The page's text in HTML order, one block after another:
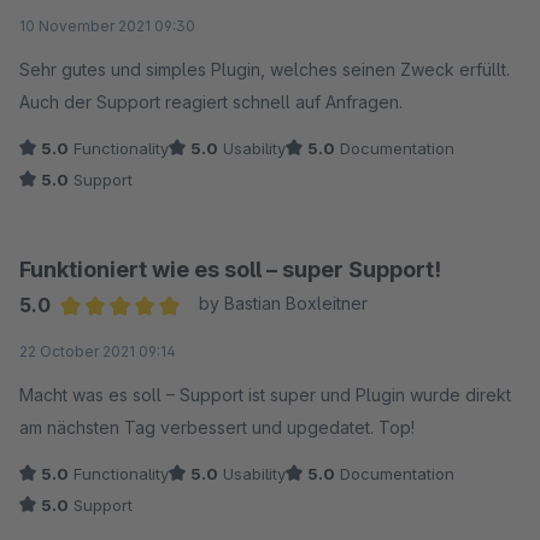
10 November 2021 09:30
Sehr gutes und simples Plugin, welches seinen Zweck erfüllt.
Auch der Support reagiert schnell auf Anfragen.
5.0 Functionality 5.0 Usability 5.0 Documentation
5.0 Support
Funktioniert wie es soll – super Support!
5.0
by Bastian Boxleitner
22 October 2021 09:14
Macht was es soll – Support ist super und Plugin wurde direkt
am nächsten Tag verbessert und upgedatet. Top!
5.0 Functionality 5.0 Usability 5.0 Documentation
5.0 Support